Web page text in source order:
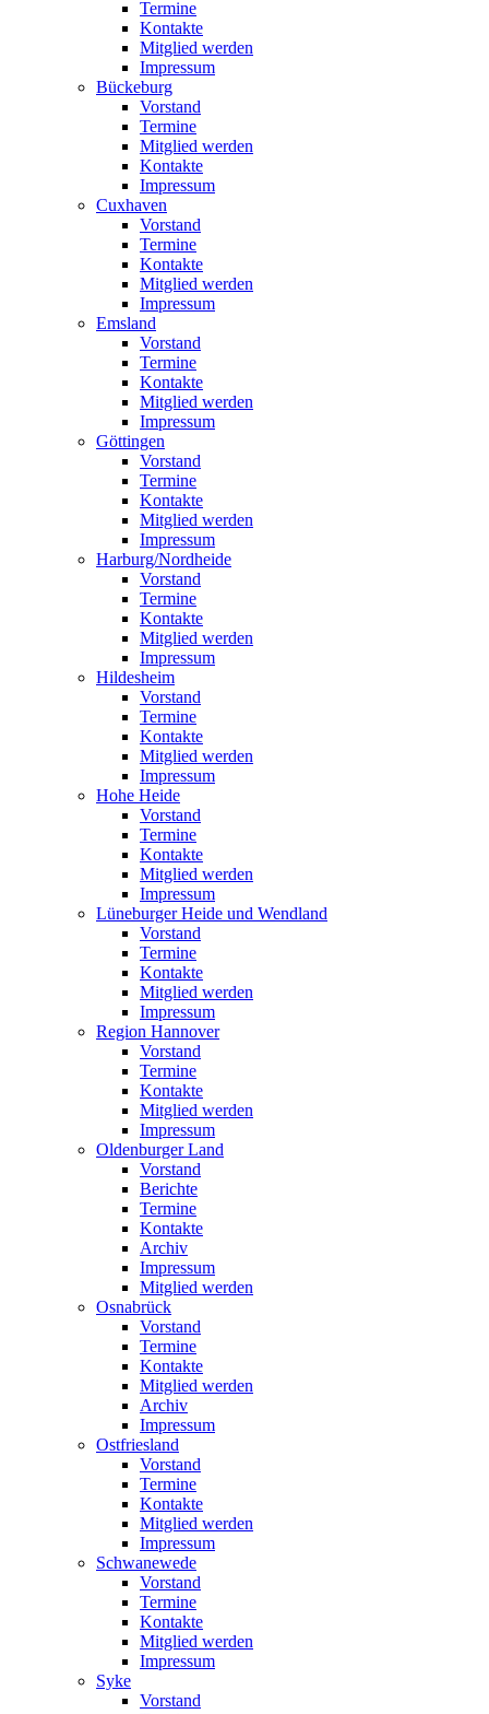
Termine
Kontakte
Mitglied werden
Impressum
Bückeburg
Vorstand
Termine
Mitglied werden
Kontakte
Impressum
Cuxhaven
Vorstand
Termine
Kontakte
Mitglied werden
Impressum
Emsland
Vorstand
Termine
Kontakte
Mitglied werden
Impressum
Göttingen
Vorstand
Termine
Kontakte
Mitglied werden
Impressum
Harburg/Nordheide
Vorstand
Termine
Kontakte
Mitglied werden
Impressum
Hildesheim
Vorstand
Termine
Kontakte
Mitglied werden
Impressum
Hohe Heide
Vorstand
Termine
Kontakte
Mitglied werden
Impressum
Lüneburger Heide und Wendland
Vorstand
Termine
Kontakte
Mitglied werden
Impressum
Region Hannover
Vorstand
Termine
Kontakte
Mitglied werden
Impressum
Oldenburger Land
Vorstand
Berichte
Termine
Kontakte
Archiv
Impressum
Mitglied werden
Osnabrück
Vorstand
Termine
Kontakte
Mitglied werden
Archiv
Impressum
Ostfriesland
Vorstand
Termine
Kontakte
Mitglied werden
Impressum
Schwanewede
Vorstand
Termine
Kontakte
Mitglied werden
Impressum
Syke
Vorstand